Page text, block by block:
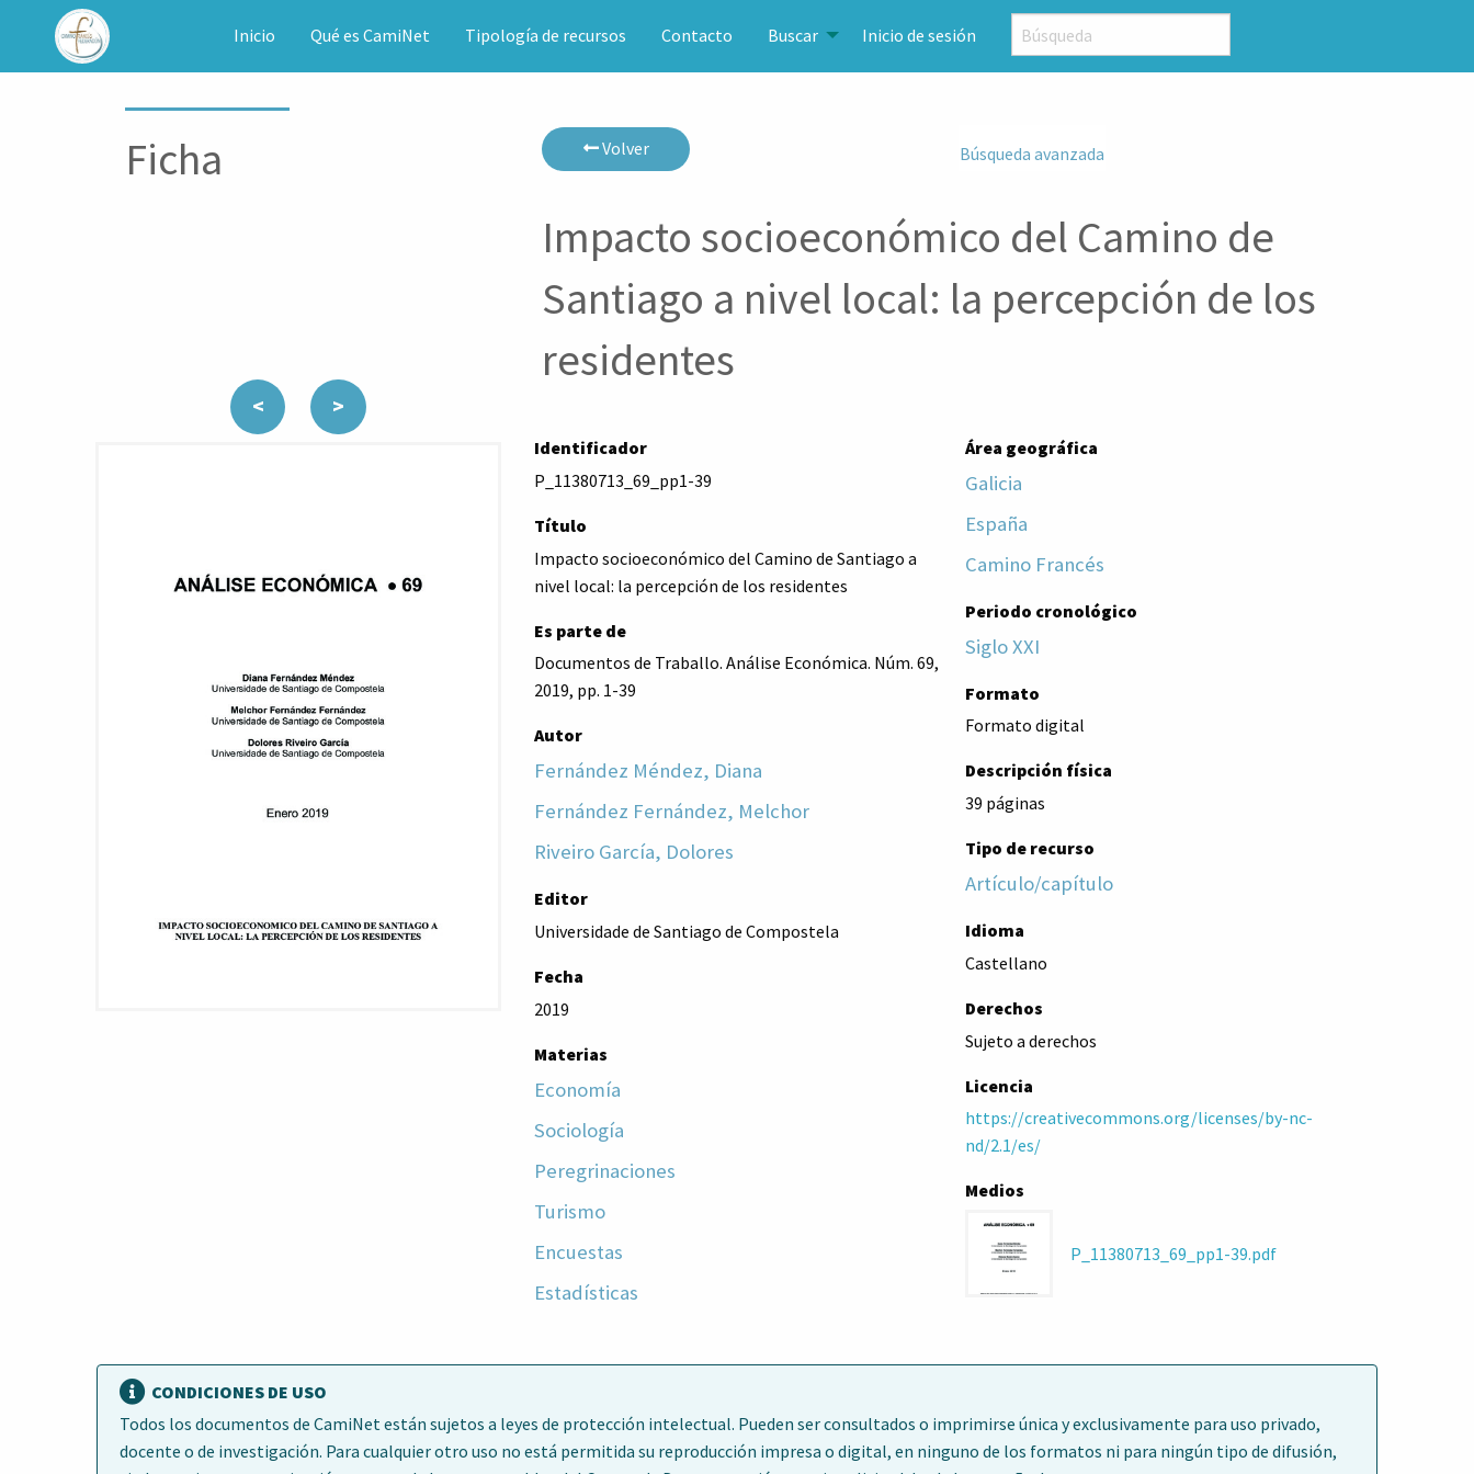
CAMINET Inicio Qué es CamiNet Tipología de recursos Contacto Buscar Inicio de sesión
Ficha Volver Búsqueda avanzada
Impacto socioeconómico del Camino de
Santiago a nivel local: la percepción de los
residentes
< >
Identificador
P_11380713_69_pp1-39
Título
Impacto socioeconómico del Camino de Santiago a
nivel local: la percepción de los residentes
Es parte de
Documentos de Traballo. Análise Económica. Núm. 69,
2019, pp. 1-39
Autor
Fernández Méndez, Diana
Fernández Fernández, Melchor
Riveiro García, Dolores
Editor
Universidade de Santiago de Compostela
Fecha
2019
Materias
Economía
Sociología
Peregrinaciones
Turismo
Encuestas
Estadísticas
Área geográfica
Galicia
España
Camino Francés
Periodo cronológico
Siglo XXI
Formato
Formato digital
Descripción física
39 páginas
Tipo de recurso
Artículo/capítulo
Idioma
Castellano
Derechos
Sujeto a derechos
Licencia
https://creativecommons.org/licenses/by-nc-
nd/2.1/es/
Medios
P_11380713_69_pp1-39.pdf
CONDICIONES DE USO
Todos los documentos de CamiNet están sujetos a leyes de protección intelectual. Pueden ser consultados o imprimirse única y exclusivamente para uso privado,
docente o de investigación. Para cualquier otro uso no está permitida su reproducción impresa o digital, en ninguno de los formatos ni para ningún tipo de difusión,